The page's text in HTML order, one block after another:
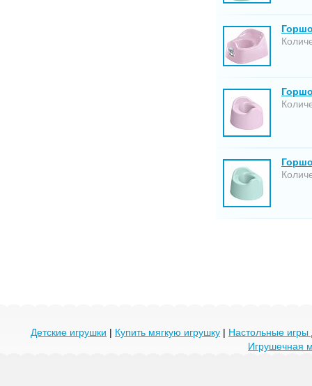
Детские игрушки | Купить мягкую игрушку | Настольные игры
Игрушечная